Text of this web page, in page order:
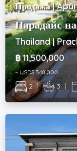
Продажа |
Парадайс
Thailand |
฿ 11,500,000
~ USD$ 348,000
2 | 3 |